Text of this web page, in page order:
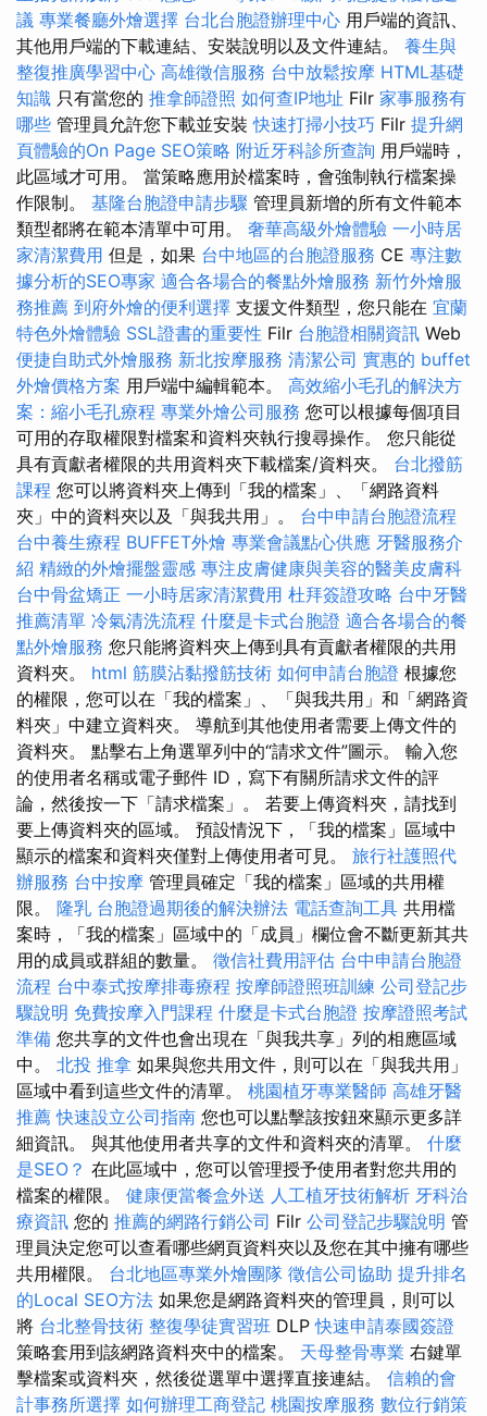
議 專業餐廳外燴選擇 台北台胞證辦理中心 用戶端的資訊、
其他用戶端的下載連結、安裝說明以及文件連結。 養生與
整復推廣學習中心 高雄徵信服務 台中放鬆按摩 HTML基礎
知識 只有當您的 推拿師證照 如何查IP地址 Filr 家事服務有
哪些 管理員允許您下載並安裝快速打掃小技巧 Filr 提升網
頁體驗的On Page SEO策略 附近牙科診所查詢 用戶端時，
此區域才可用。 當策略應用於檔案時，會強制執行檔案操
作限制。 基隆台胞證申請步驟 管理員新增的所有文件範本
類型都將在範本清單中可用。 奢華高級外燴體驗 一小時居
家清潔費用 但是，如果 台中地區的台胞證服務 CE 專注數
據分析的SEO專家 適合各場合的餐點外燴服務 新竹外燴服
務推薦 到府外燴的便利選擇 支援文件類型，您只能在 宜蘭
特色外燴體驗 SSL證書的重要性 Filr 台胞證相關資訊 Web
便捷自助式外燴服務 新北按摩服務 清潔公司 實惠的 buffet
外燴價格方案 用戶端中編輯範本。 高效縮小毛孔的解決方
案：縮小毛孔療程 專業外燴公司服務 您可以根據每個項目
可用的存取權限對檔案和資料夾執行搜尋操作。 您只能從
具有貢獻者權限的共用資料夾下載檔案/資料夾。 台北撥筋
課程 您可以將資料夾上傳到「我的檔案」、「網路資料
夾」中的資料夾以及「與我共用」。 台中申請台胞證流程
台中養生療程 BUFFET外燴 專業會議點心供應 牙醫服務介
紹 精緻的外燴擺盤靈感 專注皮膚健康與美容的醫美皮膚科
台中骨盆矯正 一小時居家清潔費用 杜拜簽證攻略 台中牙醫
推薦清單 冷氣清洗流程 什麼是卡式台胞證 適合各場合的餐
點外燴服務 您只能將資料夾上傳到具有貢獻者權限的共用
資料夾。 html 筋膜沾黏撥筋技術 如何申請台胞證 根據您
的權限，您可以在「我的檔案」、「與我共用」和「網路資
料夾」中建立資料夾。 導航到其他使用者需要上傳文件的
資料夾。 點擊右上角選單列中的“請求文件”圖示。 輸入您
的使用者名稱或電子郵件 ID，寫下有關所請求文件的評
論，然後按一下「請求檔案」。 若要上傳資料夾，請找到
要上傳資料夾的區域。 預設情況下，「我的檔案」區域中
顯示的檔案和資料夾僅對上傳使用者可見。 旅行社護照代
辦服務 台中按摩 管理員確定「我的檔案」區域的共用權
限。 隆乳 台胞證過期後的解決辦法 電話查詢工具 共用檔
案時，「我的檔案」區域中的「成員」欄位會不斷更新其共
用的成員或群組的數量。 徵信社費用評估 台中申請台胞證
流程 台中泰式按摩排毒療程 按摩師證照班訓練 公司登記步
驟說明 免費按摩入門課程 什麼是卡式台胞證 按摩證照考試
準備 您共享的文件也會出現在「與我共享」列的相應區域
中。 北投 推拿 如果與您共用文件，則可以在「與我共用」
區域中看到這些文件的清單。 桃園植牙專業醫師 高雄牙醫
推薦 快速設立公司指南 您也可以點擊該按鈕來顯示更多詳
細資訊。 與其他使用者共享的文件和資料夾的清單。 什麼
是SEO？ 在此區域中，您可以管理授予使用者對您共用的
檔案的權限。 健康便當餐盒外送 人工植牙技術解析 牙科治
療資訊 您的 推薦的網路行銷公司 Filr 公司登記步驟說明 管
理員決定您可以查看哪些網頁資料夾以及您在其中擁有哪些
共用權限。 台北地區專業外燴團隊 徵信公司協助 提升排名
的Local SEO方法 如果您是網路資料夾的管理員，則可以
將 台北整骨技術 整復學徒實習班 DLP快速申請泰國簽證
策略套用到該網路資料夾中的檔案。 天母整骨專業 右鍵單
擊檔案或資料夾，然後從選單中選擇直接連結。 信賴的會
計事務所選擇 如何辦理工商登記 桃園按摩服務 數位行銷策